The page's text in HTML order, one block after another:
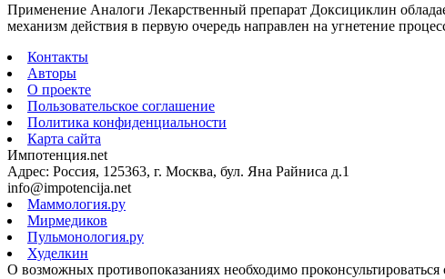
Применение Аналоги Лекарственный препарат Доксициклин
механизм действия в первую очередь направлен на угнетение
Контакты
Авторы
О проекте
Пользовательское соглашение
Политика конфиденциальности
Карта сайта
Импотенция.net
Адрес: Россия, 125363, г. Москва, бул. Яна Райниса д.1
info@impotencija.net
Маммология.ру
Мирмедиков
Пульмонология.ру
Худелкин
О возможных противопоказаниях необходимо проконсультироваться